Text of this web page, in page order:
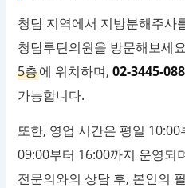
청담 지역에서 지방분해주사
청담루틴의원을 방문해보세
5층에 위치하며,02-3445-
가능합니다.
또한, 영업 시간은 평일
09:00부터 16:00까지 운영되
전문의와의 상담 후, 본인의